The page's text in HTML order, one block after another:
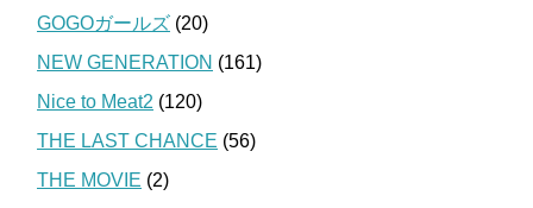
GOGOガールズ (20)
NEW GENERATION (161)
Nice to Meat2 (120)
THE LAST CHANCE (56)
THE MOVIE (2)